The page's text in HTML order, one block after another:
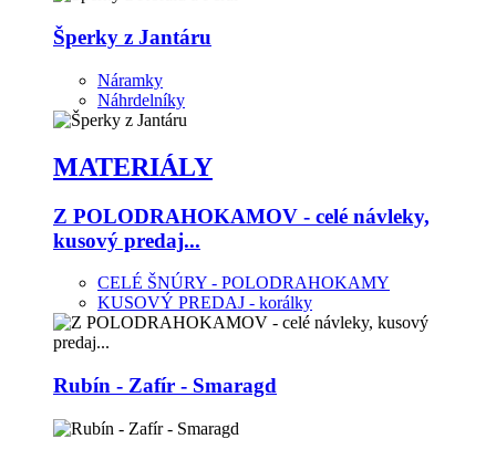
Šperky z Jantáru
Náramky
Náhrdelníky
MATERIÁLY
Z POLODRAHOKAMOV - celé návleky,
kusový predaj...
CELÉ ŠNÚRY - POLODRAHOKAMY
KUSOVÝ PREDAJ - korálky
Rubín - Zafír - Smaragd